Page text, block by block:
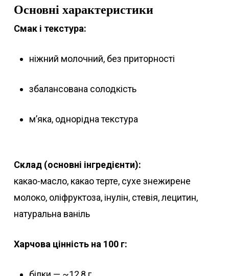
Основні характеристики
Смак і текстура:
ніжний молочний, без приторності
збалансована солодкість
м’яка, однорідна текстура
Склад (основні інгредієнти):
какао-масло, какао терте, сухе знежирене
молоко, оліфруктоза, інулін, стевія, лецитин,
натуральна ваніль
Харчова цінність на 100 г: